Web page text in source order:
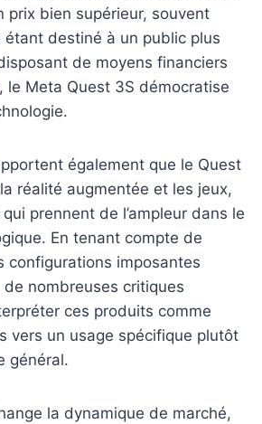
prix bien supérieur, souvent
étant destiné à un public plus
de moyens financiers
le Meta Quest 3S démocratise
également que le Quest
réalité augmentée et les jeux,
prennent de l’ampleur dans le
En tenant compte de
configurations imposantes
de nombreuses critiques
ces produits comme
vers un usage spécifique plutôt
général.
la dynamique de marché,